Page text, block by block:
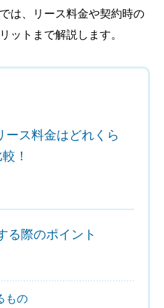
は、リース料金や契約時の
ットまで解説します。
ース料金はどれくら
！
る際のポイント
もの